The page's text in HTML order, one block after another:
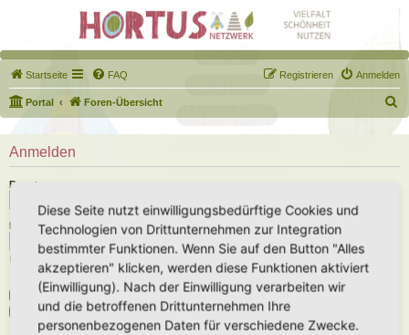
Startseite FAQ Anmelden
Registrieren
Portal Foren-Übersicht
u
h
Anmelden
Benutzername:
Passwort:
Ich habe mein Passwort vergessen
Angemeldet bleiben
Meinen Online-Status während dieser Sitzung verbergen
Diese Seite nutzt einwilligungsbedürftige Cookies und
Technologien von Drittunternehmen zur Integration
bestimmter Funktionen. Wenn Sie auf den Button "Alles
akzeptieren" klicken, werden diese Funktionen aktiviert
(Einwilligung). Nach der Einwilligung verarbeiten wir
und die betroffenen Drittunternehmen Ihre
personenbezogenen Daten für verschiedene Zwecke.